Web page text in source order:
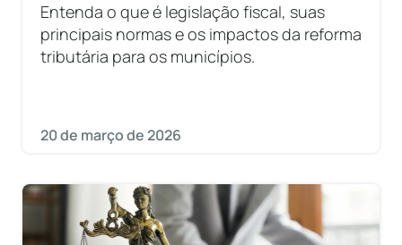
Entenda o que é legislação fiscal, suas
principais normas e os impactos da reforma
tributária para os municípios.
20 de março de 2026